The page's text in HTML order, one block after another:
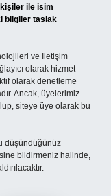
ile isim
bilgiler taslak
ve İletişim
olarak hizmet
olarak denetleme
Ancak, üyelerimiz
siteye üye olarak bu
düşündüğünüz
bildirmeniz halinde,